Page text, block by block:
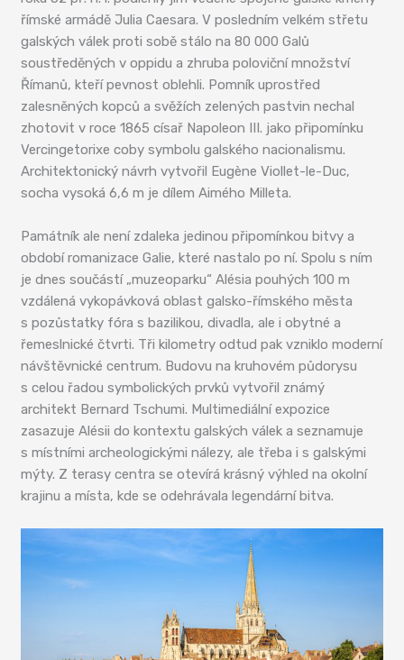
římské armádě Julia Caesara. V posledním velkém střetu
galských válek proti sobě stálo na 80 000 Galů
soustředěných v oppidu a zhruba poloviční množství
Římanů, kteří pevnost oblehli. Pomník uprostřed
zalesněných kopců a svěžích zelených pastvin nechal
zhotovit v roce 1865 císař Napoleon III. jako připomínku
Vercingetorixe coby symbolu galského nacionalismu.
Architektonický návrh vytvořil Eugène Viollet-le-Duc,
socha vysoká 6,6 m je dílem Aimého Milleta.
Památník ale není zdaleka jedinou připomínkou bitvy a
období romanizace Galie, které nastalo po ní. Spolu s ním
je dnes součástí „muzeoparku“ Alésia pouhých 100 m
vzdálená vykopávková oblast galsko-římského města
s pozůstatky fóra s bazilikou, divadla, ale i obytné a
řemeslnické čtvrti. Tři kilometry odtud pak vzniklo moderní
návštěvnické centrum. Budovu na kruhovém půdorysu
s celou řadou symbolických prvků vytvořil známý
architekt Bernard Tschumi. Multimediální expozice
zasazuje Alésii do kontextu galských válek a seznamuje
s místními archeologickými nálezy, ale třeba i s galskými
mýty. Z terasy centra se otevírá krásný výhled na okolní
krajinu a místa, kde se odehrávala legendární bitva.